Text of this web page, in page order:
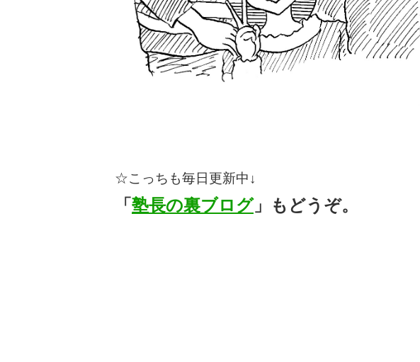
☆こっちも毎日更新中↓
「塾長の裏ブログ」もどうぞ。